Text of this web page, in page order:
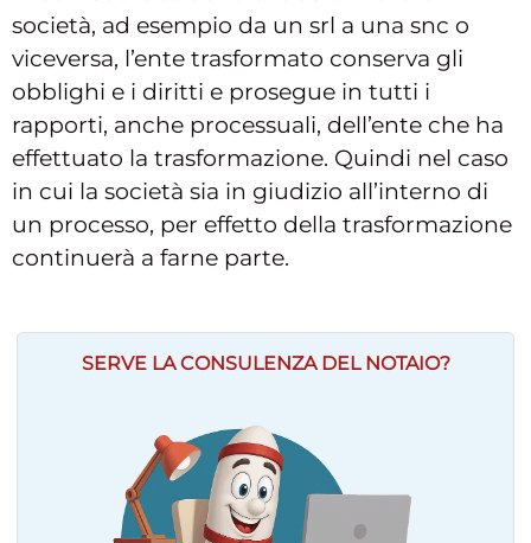
società, ad esempio da un srl a una snc o
viceversa, l’ente trasformato conserva gli
obblighi e i diritti e prosegue in tutti i
rapporti, anche processuali, dell’ente che ha
effettuato la trasformazione. Quindi nel caso
in cui la società sia in giudizio all’interno di
un processo, per effetto della trasformazione
continuerà a farne parte.
SERVE LA CONSULENZA DEL NOTAIO?